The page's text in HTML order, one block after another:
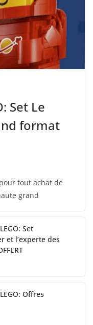
Set Le
format
tout achat de
grand
Set
et l’experte des
Offres